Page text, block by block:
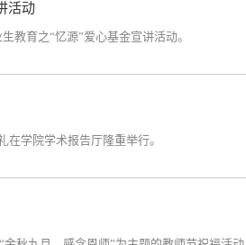
活动
教育之“忆源”爱心基金宣讲活动。
在学院学术报告厅隆重举行。